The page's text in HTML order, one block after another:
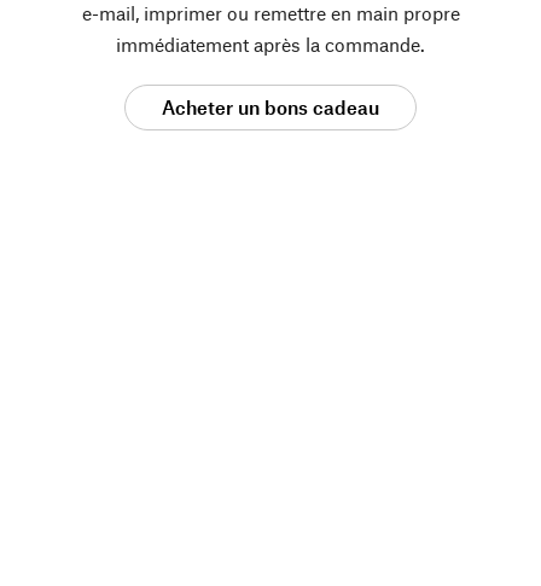
e-mail, imprimer ou remettre en main propre
immédiatement après la commande.
Acheter un bons cadeau